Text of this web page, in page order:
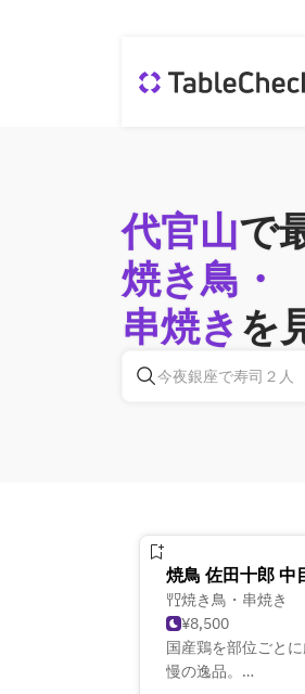
代官山で
焼き鳥・
串焼き を
焼鳥 佐田十郎 中
焼き鳥・串焼き
¥8,500
国産鶏を部位ごと
慢の逸品。